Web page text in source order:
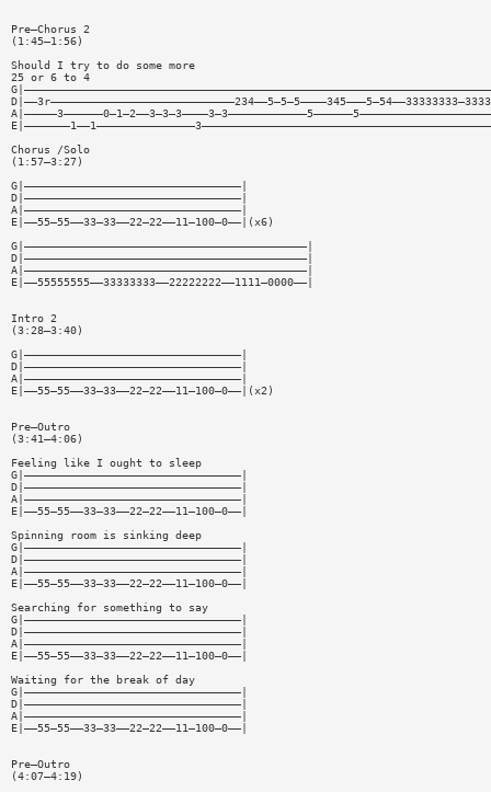
Pre—Chorus 2
(1:45—1:56)
Should I try to do some more
25 or 6 to 4
Chorus /Solo
(1:57—3:27)
G|—————————————————————————————————|
D|—————————————————————————————————|
A|—————————————————————————————————|
E|——55—55——33—33——22—22——11—100—0——|(x6)
G|———————————————————————————————————————————|
D|———————————————————————————————————————————|
A|———————————————————————————————————————————|
E|——55555555——33333333——22222222——1111—0000——|
Intro 2
(3:28—3:40)
G|—————————————————————————————————|
D|—————————————————————————————————|
A|—————————————————————————————————|
E|——55—55——33—33——22—22——11—100—0——|(x2)
Pre—Outro
(3:41—4:06)
Feeling like I ought to sleep
G|—————————————————————————————————|
D|—————————————————————————————————|
A|—————————————————————————————————|
E|——55—55——33—33——22—22——11—100—0——|
Spinning room is sinking deep
G|—————————————————————————————————|
D|—————————————————————————————————|
A|—————————————————————————————————|
E|——55—55——33—33——22—22——11—100—0——|
Searching for something to say
G|—————————————————————————————————|
D|—————————————————————————————————|
A|—————————————————————————————————|
E|——55—55——33—33——22—22——11—100—0——|
Waiting for the break of day
G|—————————————————————————————————|
D|—————————————————————————————————|
A|—————————————————————————————————|
E|——55—55——33—33——22—22——11—100—0——|
Pre—Outro
(4:07—4:19)